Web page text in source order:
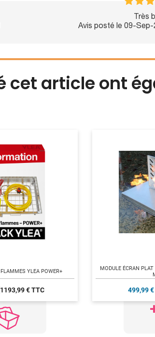
Très
Avis posté le 09-
cet article ont
FLAMMES YLEA POWER+
1193,99 € TTC
MODULE ÉCRAN
499,99